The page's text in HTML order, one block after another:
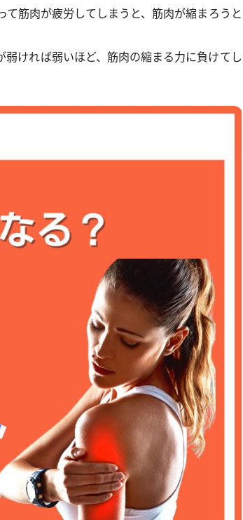
筋肉が疲労してしまうと、筋肉が縮まろうと
ければ弱いほど、筋肉の縮まる力に負けてし